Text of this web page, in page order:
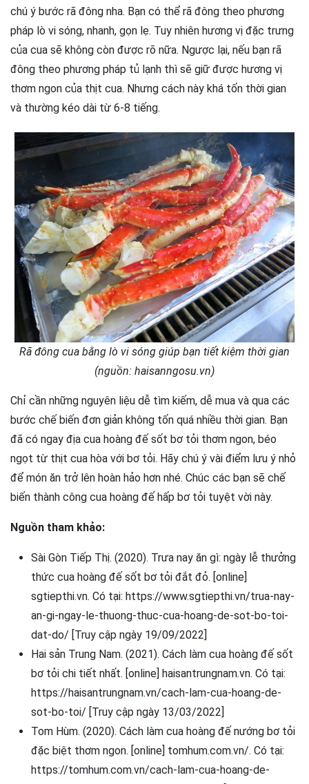
chú ý bước rã đông nha. Bạn có thể rã đông theo phương
pháp lò vi sóng, nhanh, gọn lẹ. Tuy nhiên hương vị đặc trưng
của cua sẽ không còn được rõ nữa. Ngược lại, nếu bạn rã
đông theo phương pháp tủ lạnh thì sẽ giữ được hương vị
thơm ngon của thịt cua. Nhưng cách này khá tốn thời gian
và thường kéo dài từ 6-8 tiếng.
Rã đông cua bằng lò vi sóng giúp bạn tiết kiệm thời gian
(nguồn: haisanngosu.vn)
Chỉ cần những nguyên liệu dễ tìm kiếm, dễ mua và qua các
bước chế biến đơn giản không tốn quá nhiều thời gian. Bạn
đã có ngay địa cua hoàng đế sốt bơ tỏi thơm ngon, béo
ngọt từ thịt cua hòa với bơ tỏi. Hãy chú ý vài điểm lưu ý nhỏ
để món ăn trở lên hoàn hảo hơn nhé. Chúc các bạn sẽ chế
biến thành công cua hoàng đế hấp bơ tỏi tuyệt vời này.
Nguồn tham khảo:
Sài Gòn Tiếp Thị. (2020). Trưa nay ăn gì: ngày lễ thưởng
thức cua hoàng đế sốt bơ tỏi đắt đỏ. [online]
sgtiepthi.vn. Có tại: https://www.sgtiepthi.vn/trua-nay-
an-gi-ngay-le-thuong-thuc-cua-hoang-de-sot-bo-toi-
dat-do/ [Truy cập ngày 19/09/2022]
Hai sản Trung Nam. (2021). Cách làm cua hoàng đế sốt
bơ tỏi chi tiết nhất. [online] haisantrungnam.vn. Có tại:
https://haisantrungnam.vn/cach-lam-cua-hoang-de-
sot-bo-toi/ [Truy cập ngày 13/03/2022]
Tom Hùm. (2020). Cách làm cua hoàng đế nướng bơ tỏi
đặc biệt thơm ngon. [online] tomhum.com.vn/. Có tại:
https://tomhum.com.vn/cach-lam-cua-hoang-de-